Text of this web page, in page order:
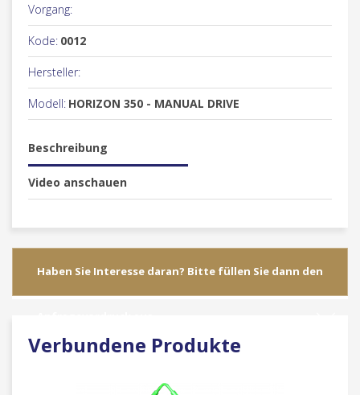
Vorgang:
Kode: 0012
Hersteller:
Modell: HORIZON 350 - MANUAL DRIVE
Beschreibung
Video anschauen
Haben Sie Interesse daran? Bitte füllen Sie dann den
Verbundene Produkte